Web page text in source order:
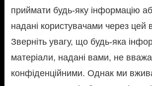
приймати будь-яку інформацію
надані користувачами через цей
Зверніть увагу, що будь-яка
матеріали, надані вами, не
конфіденційними. Однак ми